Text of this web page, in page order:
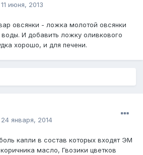
11 июня, 2013
овсянки - ложка молотой овсянки
воды. И добавить ложку оливкового
хорошо, и для печени.
24 января, 2014
капли в состав которых входят ЭМ
масло, Гвозики цветков